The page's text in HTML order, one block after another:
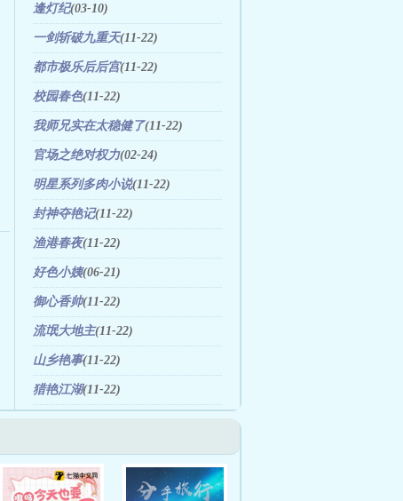
逢灯纪(03-10)
一剑斩破九重天(11-22)
都市极乐后后宫(11-22)
校园春色(11-22)
我师兄实在太稳健了(11-22)
官场之绝对权力(02-24)
明星系列多肉小说(11-22)
封神夺艳记(11-22)
渔港春夜(11-22)
好色小姨(06-21)
御心香帅(11-22)
流氓大地主(11-22)
山乡艳事(11-22)
猎艳江湖(11-22)